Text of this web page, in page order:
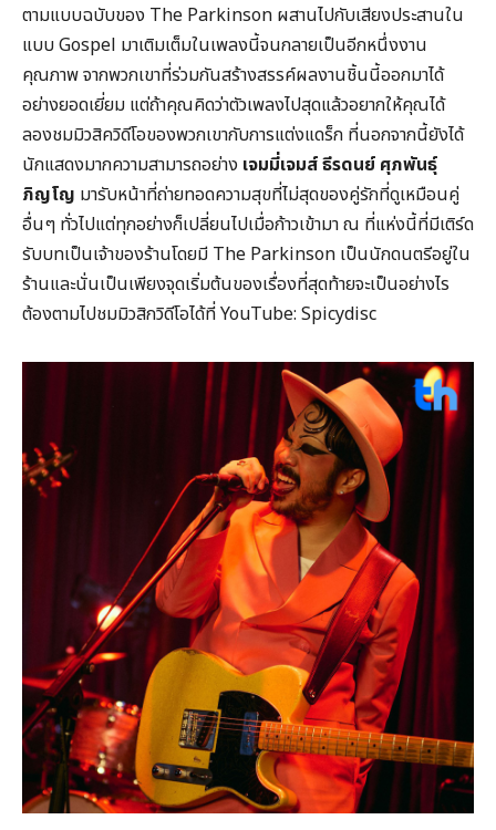
ตามแบบฉบับของ The Parkinson ผสานไปกับเสียงประสานใน
แบบ Gospel มาเติมเต็มในเพลงนี้จนกลายเป็นอีกหนึ่งงาน
คุณภาพ จากพวกเขาที่ร่วมกันสร้างสรรค์ผลงานชิ้นนี้ออกมาได้
อย่างยอดเยี่ยม แต่ถ้าคุณคิดว่าตัวเพลงไปสุดแล้วอยากให้คุณได้
ลองชมมิวสิควิดีโอของพวกเขากับการแต่งแดร็ก ที่นอกจากนี้ยังได้
นักแสดงมากความสามารถอย่าง เจมมี่เจมส์ ธีรดนย์ ศุภพันธุ์
ภิญโญ มารับหน้าที่ถ่ายทอดความสุขที่ไม่สุดของคู่รักที่ดูเหมือนคู่
อื่นๆ ทั่วไปแต่ทุกอย่างก็เปลี่ยนไปเมื่อก้าวเข้ามา ณ ที่แห่งนี้ที่มีเติร์ด
รับบทเป็นเจ้าของร้านโดยมี The Parkinson เป็นนักดนตรีอยู่ใน
ร้านและนั่นเป็นเพียงจุดเริ่มต้นของเรื่องที่สุดท้ายจะเป็นอย่างไร
ต้องตามไปชมมิวสิกวิดีโอได้ที่ YouTube: Spicydisc